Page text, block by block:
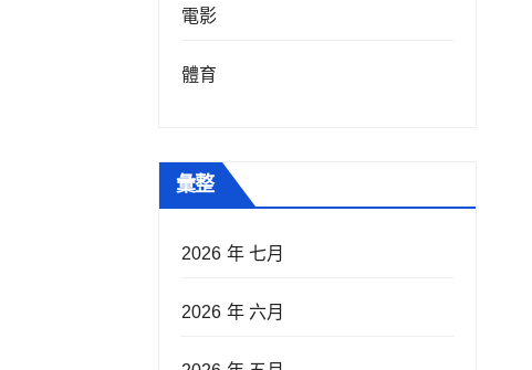
電影
體育
彙整
2026 年 七月
2026 年 六月